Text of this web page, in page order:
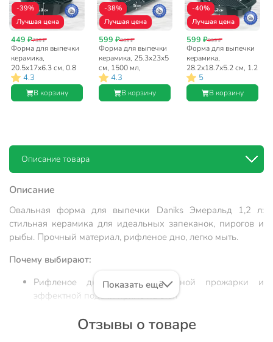
-39%
Лучшая цена
449 ₽739 ₽
Форма для выпечки
керамика,
20.5х17х6.3 см, 0.8
л, круглая, Daniks,
Эмеральд, Y4-8741
4.3
В корзину
-38%
Лучшая цена
599 ₽969 ₽
Форма для выпечки
керамика, 25.3х23х5
см, 1500 мл,
квадратная, Daniks,
Эмеральд, Y4-8740
4.3
В корзину
-40%
Лучшая цена
599 ₽999 ₽
Форма для выпечки
керамика,
28.2х18.7х5.2 см, 1.2
л, овальная, Daniks,
Эмеральд, Y4-8739
5
В корзину
Описание товара
Описание
Овальная форма для выпечки Daniks Эмеральд 1,2 л:
стильная керамика для идеальных запеканок, пирогов и
рыбы. Прочный материал, рифленое дно, легко мыть.
Почему выбирают:
Рифленое дно для равномерной прожарки и
эффектной подачи прямо на стол
см — удобно для семейных блюд
Показать ещё
Отзывы о товаре